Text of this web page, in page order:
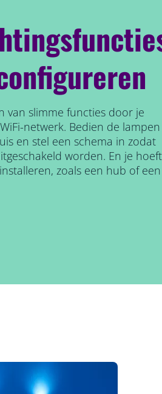
van slimme functies door je
netwerk. Bedien de lampen
en stel een schema in zodat
worden. En je hoeft
zoals een hub of een